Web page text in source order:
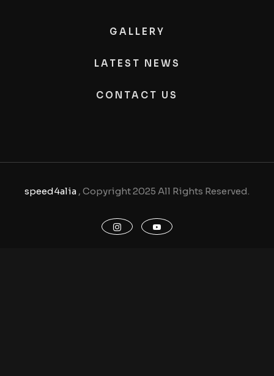
GALLERY
LATEST NEWS
CONTACT US
speed4alia , Copyright 2025 All Rights Reserved.